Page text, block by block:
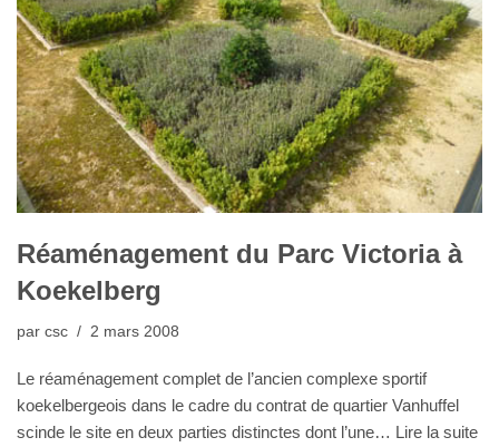
Réaménagement du Parc Victoria à
Koekelberg
par csc 2 mars 2008
Le réaménagement complet de l’ancien complexe sportif
koekelbergeois dans le cadre du contrat de quartier Vanhuffel
scinde le site en deux parties distinctes dont l’une… Lire la suite